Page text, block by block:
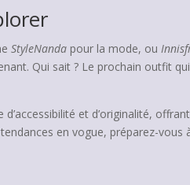
StyleNanda pour la mode, ou
Qui sait ? Le prochain outfit
et d’originalité,
en vogue, préparez-